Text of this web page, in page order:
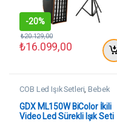
-20%
₺16.099,00
₺20.129,00
COB Led Işık Setleri ,Bebek
Çekim Setleri
Setleri
GDX ML150W BiColor İkili
Video Led Sürekli Işık Seti